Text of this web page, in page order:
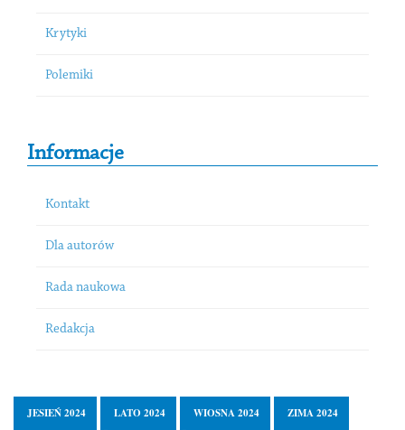
Krytyki
Polemiki
Informacje
Kontakt
Dla autorów
Rada naukowa
Redakcja
JESIEŃ 2024 LATO 2024 WIOSNA 2024 ZIMA 2024